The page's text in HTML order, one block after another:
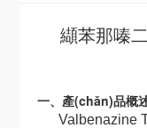
纈苯那嗪
一、產(chǎn)品概
Valbenazine